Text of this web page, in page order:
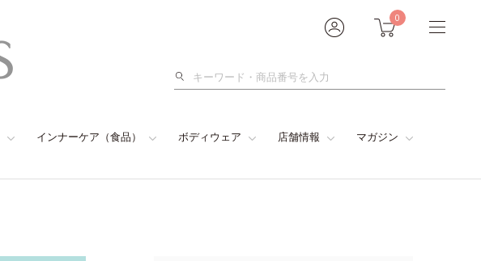
0
検
インナーケア（食品） ボディウェア 店舗情報 マガジン